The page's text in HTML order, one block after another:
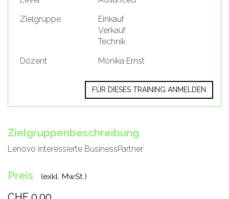
Zielgruppe
Einkauf
Verkauf
Technik
Dozent
Monika Ernst
FÜR DIESES TRAINING ANMELDEN
Zielgruppenbeschreibung
Lenovo interessierte BusinessPartner
Preis (exkl. MwSt.)
CHF 0.00